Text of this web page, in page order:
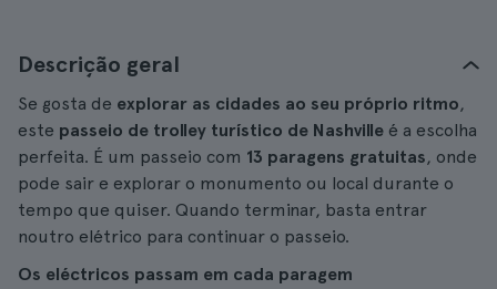
Descrição geral
Se gosta de explorar as cidades ao seu próprio ritmo,
este passeio de trolley turístico de Nashville é a escolha
perfeita. É um passeio com 13 paragens gratuitas, onde
pode sair e explorar o monumento ou local durante o
tempo que quiser. Quando terminar, basta entrar
noutro elétrico para continuar o passeio.
Os eléctricos passam em cada paragem